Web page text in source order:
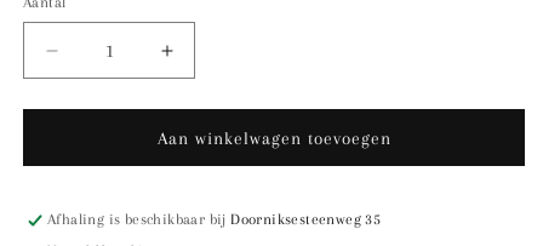
Aantal
verlagen
voor
Delio
8340
Aantal
verhogen
voor
Serengeti
Delio
8340
Aan winkelwagen toevoegen
Afhaling is beschikbaar bijDoorniksesteenweg 35